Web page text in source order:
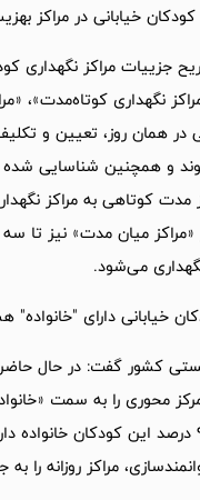
خیابانی در مراکز
جزییات مراکز نگهداری
نگهداری کوتاه‌مدت»،
همان روز،‌ تعیین و
و همچنین شناسایی
میان مدت» نیز تا سه
می‌شود.
کشور گفت: در حال
محوری را به سمت
نشان داده‌ 95 تا 97 درصد این
مراکز روزانه را